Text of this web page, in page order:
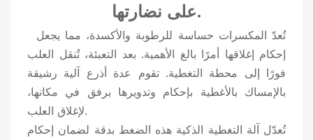
على نضارتها.
تُعدّ المكسرات حساسة للرطوبة والأكسدة، مما يجعل
إحكام إغلاقها أمرًا بالغ الأهمية. بعد التعبئة، تُنقل العلب
فورًا إلى محطة التغطية. تقوم عدة أذرع آلية رشيقة
بالإمساك بالأغطية بإحكام وتدويرها برفق في مكانها،
لإغلاق العلب.
تُعدّل آلة التغطية الذكية هذه الضغط بدقة لضمان إحكام